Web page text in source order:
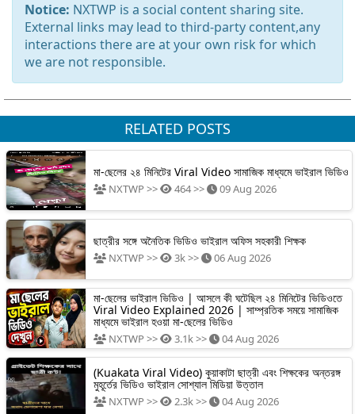
Notice: NXTWP is a social content sharing site.
External links may lead to third-party content,any
interactions there are at your own risk for which
we are not responsible.
RELATED POSTS
মা-ছেলের ২৪ মিনিটের Viral Video সামাজিক মাধ্যমে ভাইরাল ভিডিও
NXTWP >> 464 >> 09 Aug 2026
ছাত্রীর সঙ্গে অনৈতিক ভিডিও ভাইরাল অফিস সহকারী শিক্ষক
NXTWP >> 3k >> 06 Aug 2026
মা-ছেলের ভাইরাল ভিডিও | আসলে কী ঘটেছিল ২৪ মিনিটের ভিডিওতে
Viral Video Explained 2026 | সাম্প্রতিক সময়ে সামাজিক
মাধ্যমে ভাইরাল হওয়া মা-ছেলের ভিডিও
NXTWP >> 3.1k >> 04 Aug 2026
(Kuakata Viral Video) কুয়াকাটা ছাত্রী এবং শিক্ষকের অন্তরঙ্গ
মুহূর্তের ভিডিও ভাইরাল সোশ্যাল মিডিয়া উত্তাল
NXTWP >> 2.3k >> 04 Aug 2026